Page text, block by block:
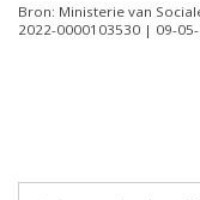
Bron: Ministerie van
2022-0000103530 | 09-